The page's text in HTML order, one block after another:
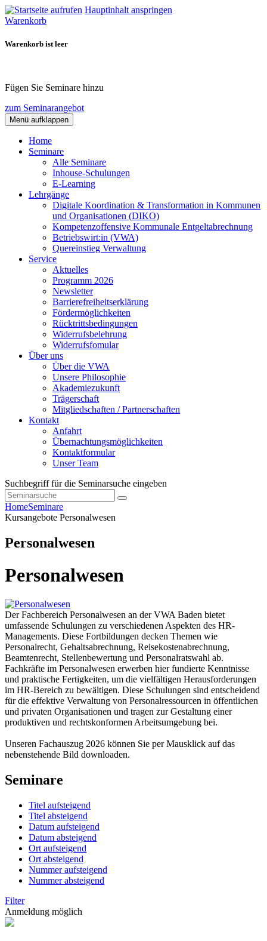
Hauptinhalt anspringen
Warenkorb
Warenkorb ist leer
Fügen Sie Seminare hinzu
zum Seminarangebot
Menü aufklappen
Home
Seminare
Alle Seminare
Inhouse-Schulungen
E-Learning
Lehrgänge
Digitale Koordination & Transformation in Kommunen
und Organisationen (DIKO)
Kompetenzoffensive Kommunale Entgeltabrechnung
Betriebswirt:in (VWA)
Quereinstieg Verwaltung
Service
Aktuelles
Programm 2026
Newsletter
Barrierefreiheitserklärung
Fördermöglichkeiten
Rücktrittsbedingungen
Widerrufsbelehrung
Widerrufsfomular
Über uns
Über die VWA
Unsere Philosophie
Akademiezukunft
Trägerschaft
Mitgliedschaften / Partnerschaften
Kontakt
Anfahrt
Übernachtungsmöglichkeiten
Kontaktformular
Unser Team
Suchbegriff für die Seminarsuche eingeben
HomeSeminare
Kursangebote Personalwesen
Personalwesen
Personalwesen
Der Fachbereich Personalwesen an der VWA Baden bietet
umfassende Schulungen zu verschiedenen Aspekten des HR-
Managements. Diese Fortbildungen decken Themen wie
Personalrecht, Gehaltsabrechnung, Reisekostenabrechnung,
Beamtenrecht, Stellenbewertung und Personalratswahl ab.
Fachkräfte im Personalwesen erwerben hier fundierte Kenntnisse
und praktische Fertigkeiten, um die vielfältigen Herausforderungen
im HR-Bereich zu bewältigen. Diese Schulungen sind entscheidend
für die effektive Verwaltung von Personalressourcen in öffentlichen
und privaten Organisationen und tragen zur Gestaltung einer
produktiven und rechtskonformen Arbeitsumgebung bei.
Unseren Fachauszug 2026 können Sie per Mausklick auf das
nebenstehende Bild downloaden.
Seminare
Titel aufsteigend
Titel absteigend
Datum aufsteigend
Datum absteigend
Ort aufsteigend
Ort absteigend
Nummer aufsteigend
Nummer absteigend
Filter
Anmeldung möglich